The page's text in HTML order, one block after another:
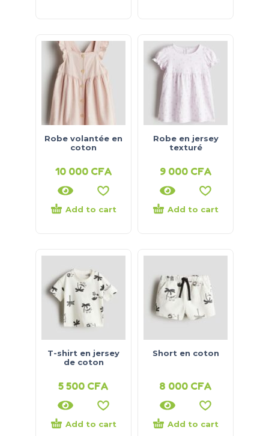
Robe volantée en
coton
10 000 CFA
Add to cart
Robe en jersey
texturé
9 000 CFA
Add to cart
T-shirt en jersey
de coton
5 500 CFA
Add to cart
Short en coton
8 000 CFA
Add to cart